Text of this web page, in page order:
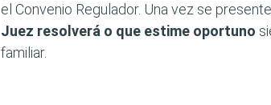
el Convenio Regulador. Una vez se
Juez resolverá o que estime oportuno
familiar.